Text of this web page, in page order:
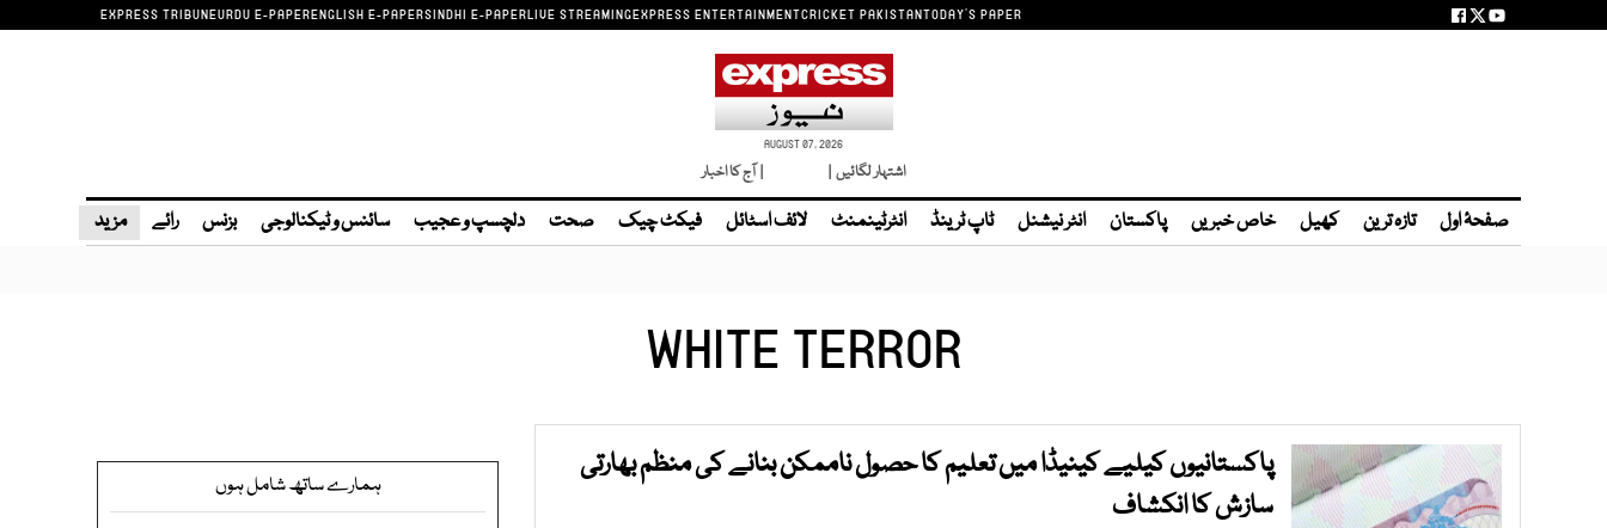
EXPRESS TRIBUNEURDU E-PAPERENGLISH E-PAPERSINDHI E-PAPERLIVE STREAMINGEXPRESS ENTERTAINMENTCRICKET PAKISTANTODAY'S PAPER
AUGUST 07, 2026
اشتہار لگائیں | | آج کا اخبار
صفحۂ اول تازہ ترین کھیل خاص خبریں پاکستان انٹر نیشنل ٹاپ ٹرینڈ انٹرٹینمنٹ لائف اسٹائل فیکٹ چیک صحت دلچسپ و عجیب سائنس و ٹیکنالوجی بزنس رائے مزید
WHITE TERROR
پاکستانیوں کیلیے کینیڈا میں تعلیم کا حصول ناممکن بنانے کی منظم بھارتی
سازش کا انکشاف
ہمارے ساتھ شامل ہوں